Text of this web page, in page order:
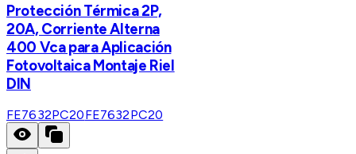
Protección Térmica 2P,
20A, Corriente Alterna
400 Vca para Aplicación
Fotovoltaica Montaje Riel
DIN
FE7632PC20FE7632PC20